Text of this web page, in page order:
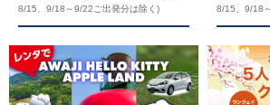
8/15、9/18～9/22ご出発分は除く)
8/15、9/18